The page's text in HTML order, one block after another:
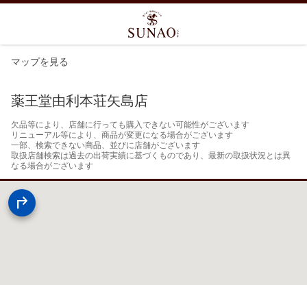
マップを見る
薬王堂由利本荘矢島店
欠品等により、店舗に行っても購入できない可能性がございます
リニューアル等により、商品が変更になる場合がございます
一部、検索できない商品、並びに店舗がございます
取扱店舗検索は過去の出荷実績に基づくものであり、最新の取扱状況とは異
なる場合がございます